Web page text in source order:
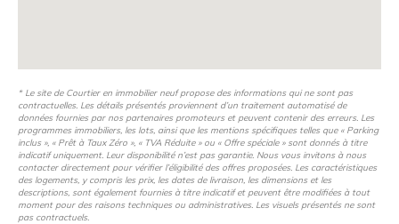
* Le site de Courtier en immobilier neuf propose des informations qui ne sont pas
contractuelles. Les détails présentés proviennent d’un traitement automatisé de
données fournies par nos partenaires promoteurs et peuvent contenir des erreurs. Les
programmes immobiliers, les lots, ainsi que les mentions spécifiques telles que « Parking
inclus », « Prêt à Taux Zéro », « TVA Réduite » ou « Offre spéciale » sont donnés à titre
indicatif uniquement. Leur disponibilité n’est pas garantie. Nous vous invitons à nous
contacter directement pour vérifier l’éligibilité des offres proposées. Les caractéristiques
des logements, y compris les prix, les dates de livraison, les dimensions et les
descriptions, sont également fournies à titre indicatif et peuvent être modifiées à tout
moment pour des raisons techniques ou administratives. Les visuels présentés ne sont
pas contractuels.